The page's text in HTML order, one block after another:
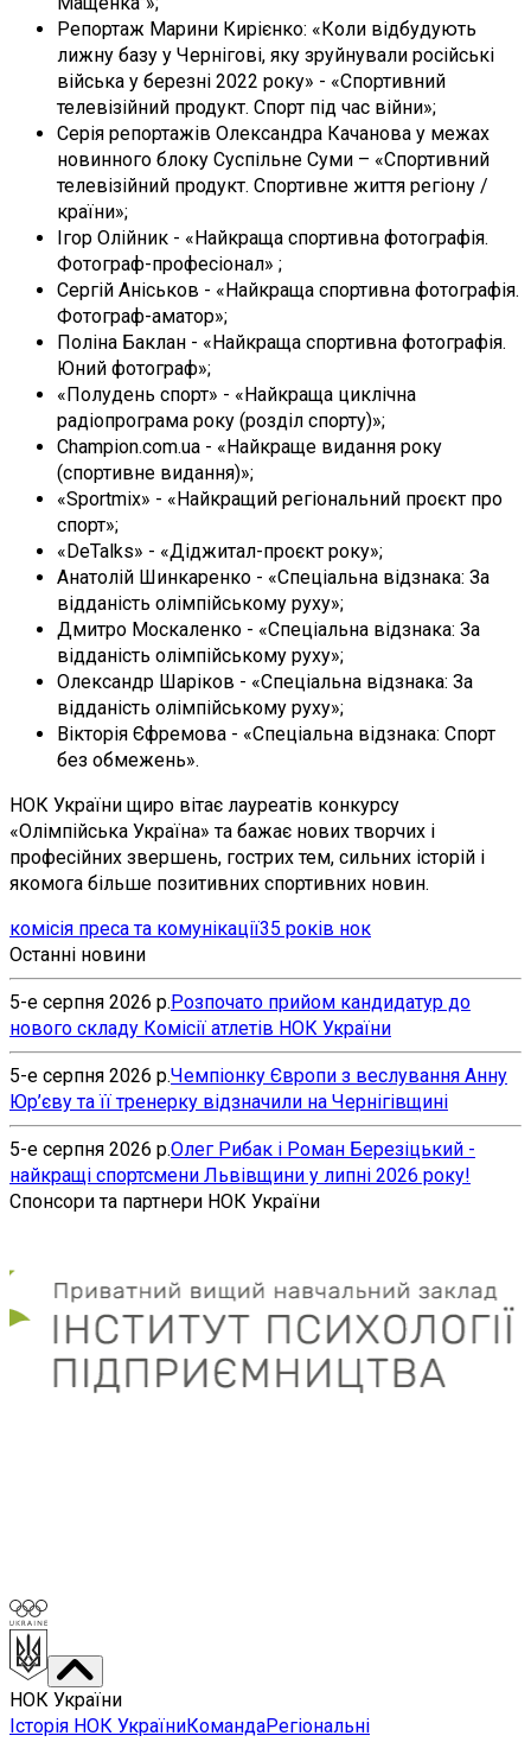
Репортаж Марини Кирієнко: «Коли відбудують
лижну базу у Чернігові, яку зруйнували російські
війська у березні 2022 року» - «Спортивний
телевізійний продукт. Спорт під час війни»;
Серія репортажів Олександра Качанова у межах
новинного блоку Суспільне Суми – «Спортивний
телевізійний продукт. Спортивне життя регіону /
країни»;
Ігор Олійник - «Найкраща спортивна фотографія.
Фотограф-професіонал» ;
Сергій Аніськов - «Найкраща спортивна фотографія.
Фотограф-аматор»;
Поліна Баклан - «Найкраща спортивна фотографія.
Юний фотограф»;
«Полудень спорт» - «Найкраща циклічна
радіопрограма року (розділ спорту)»;
Champion.com.ua - «Найкраще видання року
(спортивне видання)»;
«Sportmix» - «Найкращий регіональний проєкт про
спорт»;
«DeTalks» - «Діджитал-проєкт року»;
Анатолій Шинкаренко - «Спеціальна відзнака: За
відданість олімпійському руху»;
Дмитро Москаленко - «Спеціальна відзнака: За
відданість олімпійському руху»;
Олександр Шаріков - «Спеціальна відзнака: За
відданість олімпійському руху»;
Вікторія Єфремова - «Спеціальна відзнака: Cпорт
без обмежень».
НОК України щиро вітає лауреатів конкурсу
«Олімпійська Україна» та бажає нових творчих і
професійних звершень, гострих тем, сильних історій і
якомога більше позитивних спортивних новин.
комісія преса та комунікації35 років нок
Останні новини
5-е серпня 2026 р.Розпочато прийом кандидатур до
нового складу Комісії атлетів НОК України
5-е серпня 2026 р.Чемпіонку Європи з веслування Анну
Юр’єву та її тренерку відзначили на Чернігівщині
5-е серпня 2026 р.Олег Рибак і Роман Березіцький -
найкращі спортсмени Львівщини у липні 2026 року!
Спонсори та партнери НОК України
НОК України
Історія НОК УкраїниКомандаРегіональні